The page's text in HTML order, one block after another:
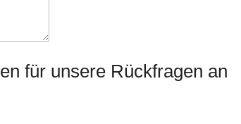
für unsere Rückfragen an